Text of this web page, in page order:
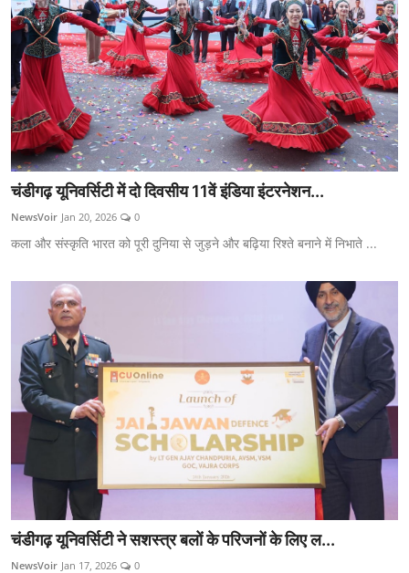
देश
बिज़नेस
English
चंडीगढ़ यूनिवर्सिटी में दो दिवसीय 11वें इंडिया इंटरनेशन...
NewsVoir Jan 20, 2026 0
कला और संस्कृति भारत को पूरी दुनिया से जुड़ने और बढ़िया रिश्ते बनाने में निभाते ...
चंडीगढ़ यूनिवर्सिटी ने सशस्त्र बलों के परिजनों के लिए ल...
NewsVoir Jan 17, 2026 0